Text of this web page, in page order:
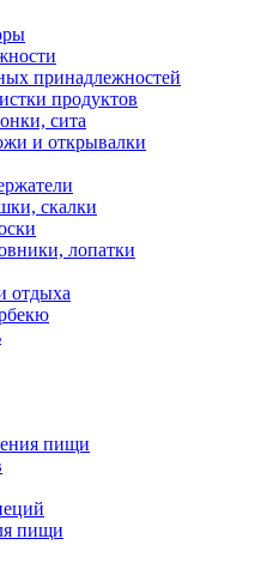
принадлежностей
продуктов
сита
и открывалки
скалки
лопатки
отдыха
пищи
пищи